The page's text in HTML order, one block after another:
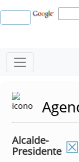
Alcalde-
Presidente ☒